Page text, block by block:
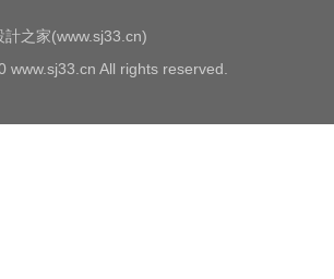
之家(www.sj33.cn)
All rights reserved.